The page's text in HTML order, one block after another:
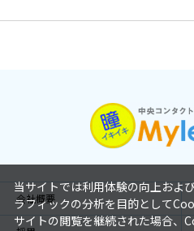
会社概要
当サイトでは利用体験の向上およ
ラフィックの分析を目的として
サイトの閲覧を継続された場合、